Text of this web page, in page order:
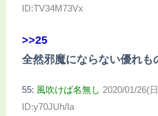
ID:TV34M73Vx
>>25
全然邪魔にならない優れも
55: 風吹けば名無し 2020/01/26(
ID:y70JUh/Ia